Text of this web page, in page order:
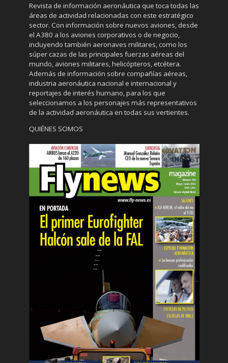
Revista de información aeronáutica que toca todas las
áreas de actividad relacionadas con este estratégico
sector. Con información sobre nuevos aviones, desde
el A380 a los aviones corporativos o de negocio,
incluyendo también aeronaves militares, como los
súper cazas de las principales fuerzas aéreas del
mundo, aviones militares, helicópteros, etcétera.
Además de información sobre compañías aéreas,
industria aeronáutica nacional e internacional y
reportajes de interés humano, para los que
seleccionamos a los personajes más representativos
de la actividad aeronáutica en todas sus vertientes.
QUIÉNES SOMOS